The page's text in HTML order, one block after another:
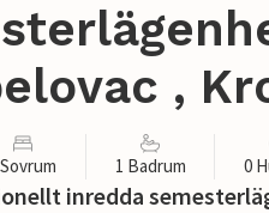
,
1 Badrum 0
inredda